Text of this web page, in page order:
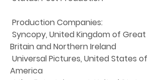
Production Companies:
Britain and Northern Ireland
America